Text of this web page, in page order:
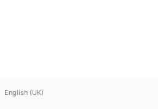
English (UK)